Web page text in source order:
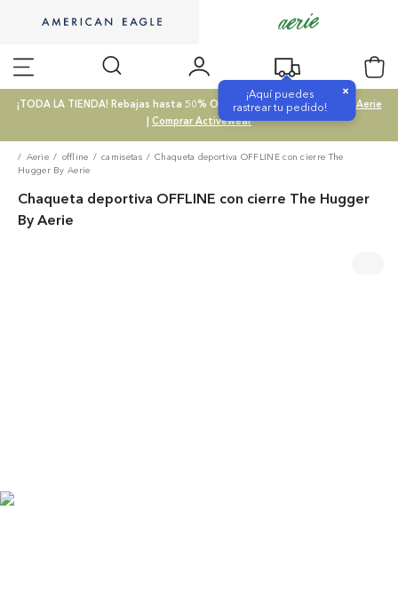
¡Aquí puedes
rastrear tu pedido!
×
¡TODA LA TIENDA! Rebajas hasta 50% OFF |Comprar SALE|Comprar Aerie
| Comprar Activewear
Aerie offline camisetas
Chaqueta deportiva OFFLINE con cierre The
Hugger By Aerie
Chaqueta deportiva OFFLINE con cierre The Hugger
By Aerie